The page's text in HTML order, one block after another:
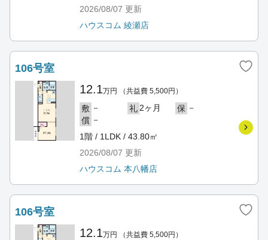
2026/08/07 更新
ハウスコム 綾瀬店
106号室
12.1万円 （共益費 5,500円）
敷 － 礼 2ヶ月 保 －
償 －
1階 / 1LDK / 43.80㎡
2026/08/07 更新
ハウスコム 本八幡店
106号室
12.1万円 （共益費 5,500円）